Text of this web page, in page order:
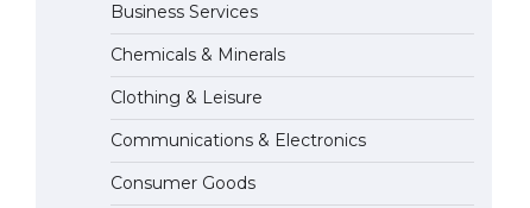
The Ultimate Guide to US Student
Visa Eligibility
April 22, 2022
The Ultimate Guide to
Understanding the Duration of
Student Visa in USA
Business Services
Chemicals & Minerals
Clothing & Leisure
Communications & Electronics
Consumer Goods